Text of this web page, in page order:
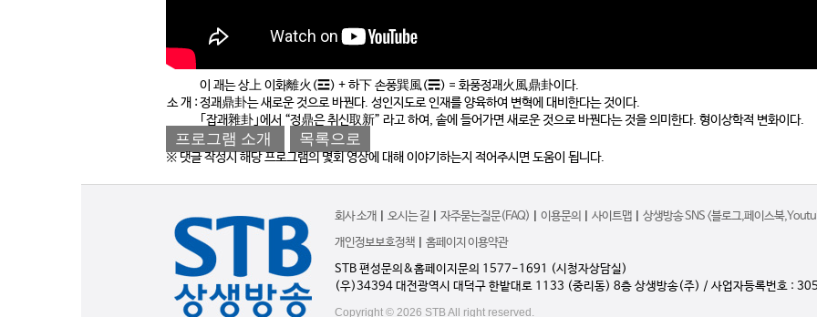
소 개 :
이 괘는 상上 이화離火(☲) + 하下 손풍巽風(☴) = 화풍정괘火風鼎卦이다.
정괘鼎卦는 새로운 것으로 바꿘다. 성인지도로 인재를 양육하여 변혁에 대비한다는 것이다.
｢잡괘雜卦｣에서 “정鼎은 취신取新” 라고 하여, 솥에 들어가면 새로운 것으로 바꿘다는 것을 의미한다. 형이상학적 변화이다.
프로그램 소개 목록으로
※ 댓글 작성시 해당 프로그램의 몇회 영상에 대해 이야기하는지 적어주시면 도움이 됩니다.
회사 소개 오시는 길 자주묻는질문(FAQ) 이용문의 사이트맵
상생방송 SNS <블로그,페이스북
개인정보보호정책
홈페이지 이용약관
STB 편성문의&홈페이지문의 1577-1691 (시청자상담실)
(우)34394 대전광역시 대덕구 한밭대로 1133 (중리동) 8층 상생방송(주) / 사업자등록번호 :
Copyright © 2026 STB All right reserved.